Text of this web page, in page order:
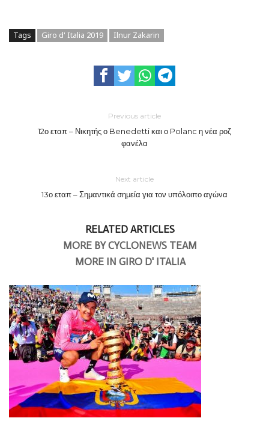
Tags Giro d' Italia 2019 Ilnur Zakarin
Previous article
12ο εταπ – Νικητής ο Benedetti και ο Polanc η νέα ροζ
φανέλα
Next article
13ο εταπ – Σημαντικά σημεία για τον υπόλοιπο αγώνα
RELATED ARTICLES
MORE BY CYCLONEWS TEAM
MORE IN GIRO D' ITALIA